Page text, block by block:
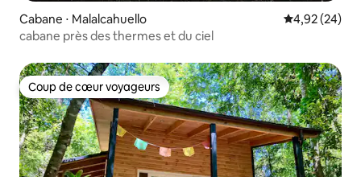
Cabane ⋅ Malalcahuello Évaluation
4,92 (24)
cabane près des thermes et du ciel
Coup de cœur voyageurs
Coup de cœur voyageurs